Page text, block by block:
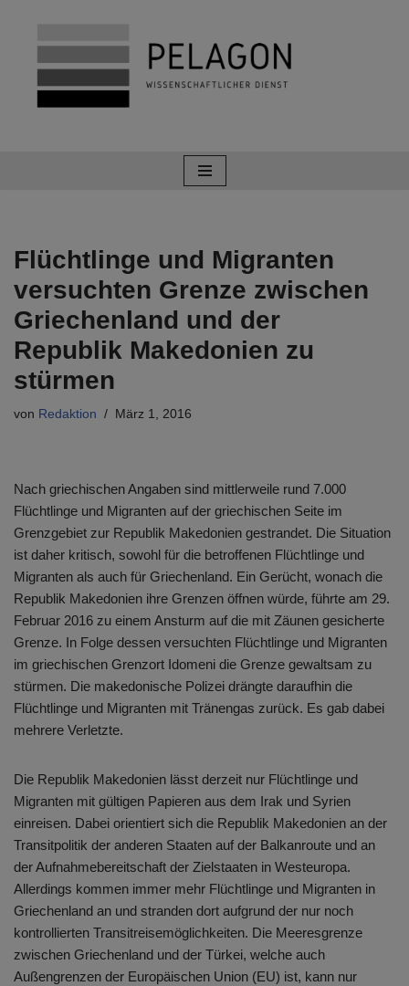
Zum
Inhalt
springen
Flüchtlinge und Migranten
versuchten Grenze zwischen
Griechenland und der
Republik Makedonien zu
stürmen
von Redaktion März 1, 2016
Nach griechischen Angaben sind mittlerweile rund 7.000
Flüchtlinge und Migranten auf der griechischen Seite im
Grenzgebiet zur Republik Makedonien gestrandet. Die Situation
ist daher kritisch, sowohl für die betroffenen Flüchtlinge und
Migranten als auch für Griechenland. Ein Gerücht, wonach die
Republik Makedonien ihre Grenzen öffnen würde, führte am 29.
Februar 2016 zu einem Ansturm auf die mit Zäunen gesicherte
Grenze. In Folge dessen versuchten Flüchtlinge und Migranten
im griechischen Grenzort Idomeni die Grenze gewaltsam zu
stürmen. Die makedonische Polizei drängte daraufhin die
Flüchtlinge und Migranten mit Tränengas zurück. Es gab dabei
mehrere Verletzte.
Die Republik Makedonien lässt derzeit nur Flüchtlinge und
Migranten mit gültigen Papieren aus dem Irak und Syrien
einreisen. Dabei orientiert sich die Republik Makedonien an der
Transitpolitik der anderen Staaten auf der Balkanroute und an
der Aufnahmebereitschaft der Zielstaaten in Westeuropa.
Allerdings kommen immer mehr Flüchtlinge und Migranten in
Griechenland an und stranden dort aufgrund der nur noch
kontrollierten Transitreisemöglichkeiten. Die Meeresgrenze
zwischen Griechenland und der Türkei, welche auch
Außengrenzen der Europäischen Union (EU) ist, kann nur